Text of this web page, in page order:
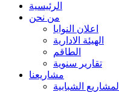
الرئيسية
من نحن
اعلان النوايا
الهيئة الادارية
الطاقم
تقارير سنوية
مشاريعنا
المشاريع الشبابية